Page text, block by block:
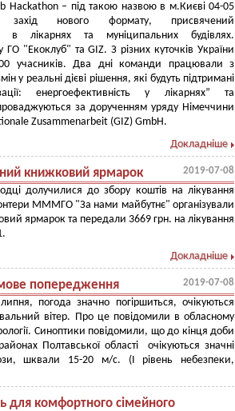
Hackathon – під такою назвою в м.Києві 04-05
захід нового формату, присвячений
в лікарнях та муніципальних будівлях.
ГО "Екоклуб" та GIZ. З різних куточків України
учасників. Два дні команди працювали з
у реальні дієві рішення, які будуть підтримані
енергоефективність у лікарнях” та
за дорученням уряду Німеччини
Zusammenarbeit (GIZ) GmbH.
Докладніше
книжковий ярмарок 2019-07-08
долучилися до збору коштів на лікування
МММГО "За нами майбутнє" організували
ярмарок та передали 3669 грн. на лікування
Докладніше
попередження 2019-07-08
погода значно погіршиться, очікуються
вітер. Про це повідомили в обласному
Синоптики повідомили, що до кінця доби
Полтавської області очікуються значні
шквали 15-20 м/с. (I рівень небезпеки,
для комфортного сімейного